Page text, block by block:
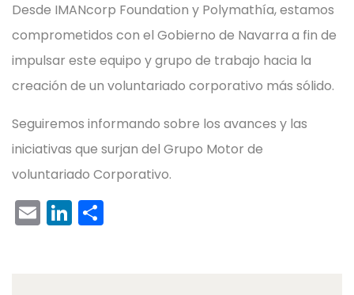
Desde IMANcorp Foundation y Polymathía, estamos
comprometidos con el Gobierno de Navarra a fin de
impulsar este equipo y grupo de trabajo hacia la
creación de un voluntariado corporativo más sólido.
Seguiremos informando sobre los avances y las
iniciativas que surjan del Grupo Motor de
voluntariado Corporativo.
E Li